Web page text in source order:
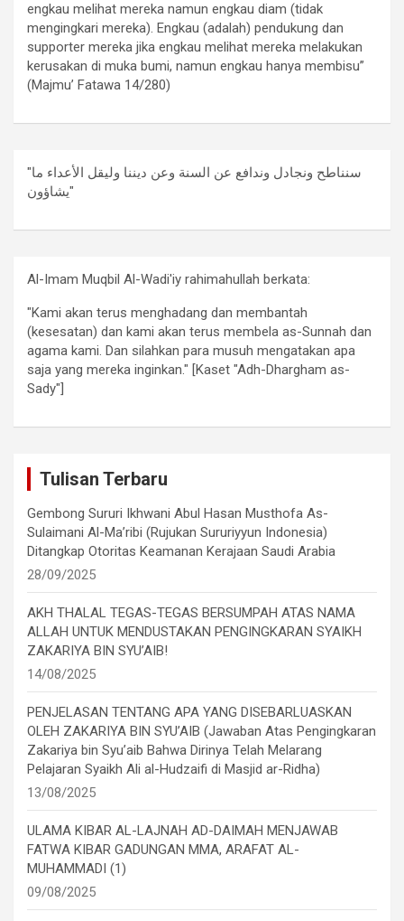
engkau melihat mereka namun engkau diam (tidak
mengingkari mereka). Engkau (adalah) pendukung dan
supporter mereka jika engkau melihat mereka melakukan
kerusakan di muka bumi, namun engkau hanya membisu”
(Majmu’ Fatawa 14/280)
"سنناطح ونجادل وندافع عن السنة وعن ديننا وليقل الأعداء ما
يشاؤون"
Al-Imam Muqbil Al-Wadi'iy rahimahullah berkata:
"Kami akan terus menghadang dan membantah
(kesesatan) dan kami akan terus membela as-Sunnah dan
agama kami. Dan silahkan para musuh mengatakan apa
saja yang mereka inginkan." [Kaset "Adh-Dhargham as-
Sady"]
Tulisan Terbaru
Gembong Sururi Ikhwani Abul Hasan Musthofa As-
Sulaimani Al-Ma’ribi (Rujukan Sururiyyun Indonesia)
Ditangkap Otoritas Keamanan Kerajaan Saudi Arabia
28/09/2025
AKH THALAL TEGAS-TEGAS BERSUMPAH ATAS NAMA
ALLAH UNTUK MENDUSTAKAN PENGINGKARAN SYAIKH
ZAKARIYA BIN SYU’AIB!
14/08/2025
PENJELASAN TENTANG APA YANG DISEBARLUASKAN
OLEH ZAKARIYA BIN SYU’AIB (Jawaban Atas Pengingkaran
Zakariya bin Syu’aib Bahwa Dirinya Telah Melarang
Pelajaran Syaikh Ali al-Hudzaifi di Masjid ar-Ridha)
13/08/2025
ULAMA KIBAR AL-LAJNAH AD-DAIMAH MENJAWAB
FATWA KIBAR GADUNGAN MMA, ARAFAT AL-
MUHAMMADI (1)
09/08/2025